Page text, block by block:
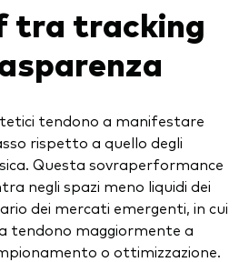
tra tracking
tendono a manifestare
rispetto a quello degli
Questa sovraperformance
negli spazi meno liquidi dei
dei mercati emergenti, in cui
tendono maggiormente a
o ottimizzazione.